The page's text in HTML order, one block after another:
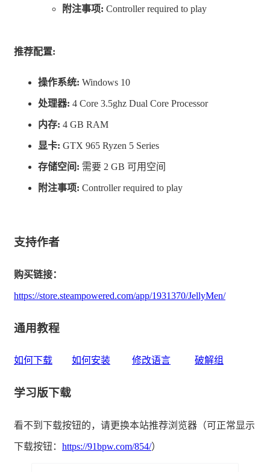
果冻人拥有很多有趣的皮肤，您可以根据您的喜好搭配出
属于自己的果冻人。
目前游戏支持最多4人同屏竞技
退，打击，肢解，布偶，这些效果为游戏带来了极大的乐
趣，不时会让玩家捧腹大笑。
附注事项: Controller required to play
推荐配置:
操作系统: Windows 10
处理器: 4 Core 3.5ghz Dual Core Processor
内存: 4 GB RAM
显卡: GTX 965 Ryzen 5 Series
存储空间: 需要 2 GB 可用空间
附注事项: Controller required to play
支持作者
购买链接：
https://store.steampowered.com/app/1931370/JellyMen/
通用教程
如何下载 如何安装 修改语言 破解组
学习版下载
看不到下载按钮的，请更换本站推荐浏览器（可正常显示
下载按钮： https://91bpw.com/854/）